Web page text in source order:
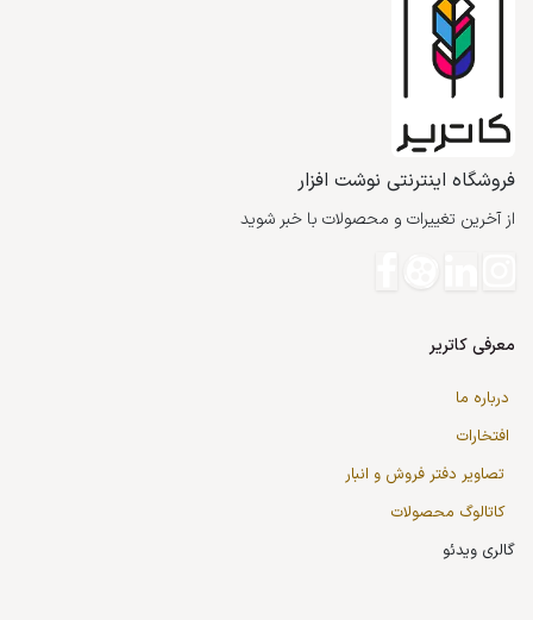
فروشگاه اینترنتی نوشت افزار
از آخرین تغییرات و محصولات با خبر شوید
معرفی کاتریر
درباره ما
افتخارات
تصاویر دفتر فروش و انبار
کاتالوگ محصولات
گالری ویدئو